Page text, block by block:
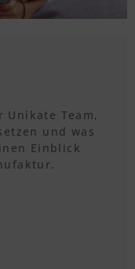
Unikate Team,
und was
Einblick